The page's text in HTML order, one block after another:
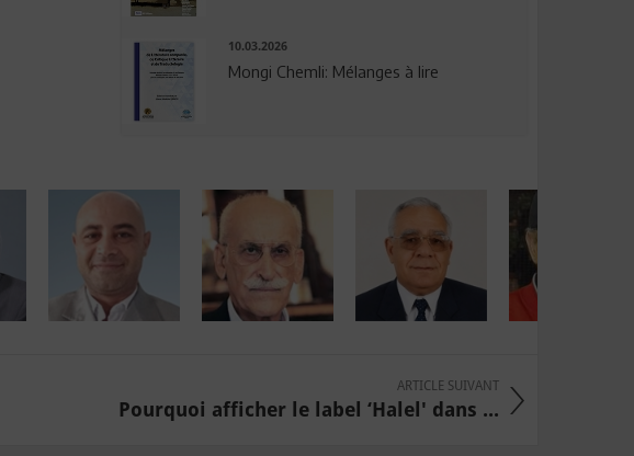
10.03.2026
Mongi Chemli: Mélanges à lire
ARTICLE SUIVANT
Pourquoi afficher le label ‘Halel' dans ...